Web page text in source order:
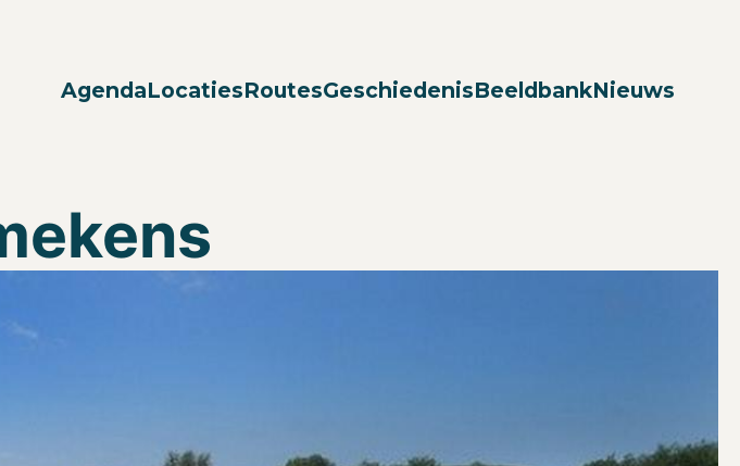
AgendaLocatiesRoutesGeschiedenisBeeldbankNieuws